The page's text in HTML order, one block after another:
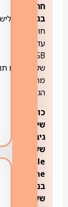
חריגה
בגלישה:
חופשית
עד
1500GB
שלאחריהם
מהירות
הגלישה
כולל
שירות
גיבוי
של
Google
one
בנפח
של